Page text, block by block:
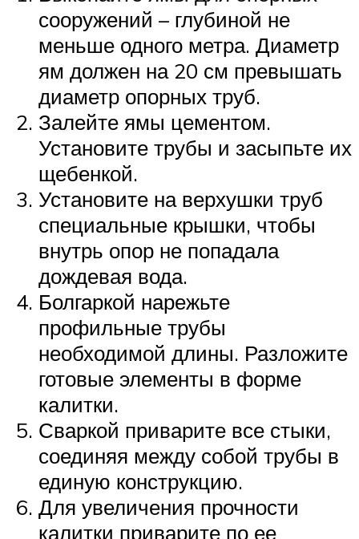
сооружений – глубиной не
меньше одного метра. Диаметр
ям должен на 20 см превышать
диаметр опорных труб.
Залейте ямы цементом.
Установите трубы и засыпьте их
щебенкой.
Установите на верхушки труб
специальные крышки, чтобы
внутрь опор не попадала
дождевая вода.
Болгаркой нарежьте
профильные трубы
необходимой длины. Разложите
готовые элементы в форме
калитки.
Сваркой приварите все стыки,
соединяя между собой трубы в
единую конструкцию.
Для увеличения прочности
калитки приварите по ее